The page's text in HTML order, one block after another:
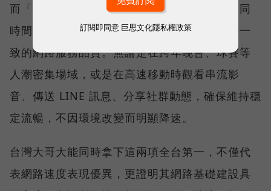
而「品質一致性」則是衡量電信業者可否在不同
時間、不同地點、不同網路負載下，都能維持一
致的網路服務品質。無論是在跨年晚會、球賽等
人潮密集場域，或是在高速移動時觀看串流影
音、傳送 LINE 訊息、分享社群動態，確保維持穩
定流暢，不因環境改變而明顯降速。
台灣大哥大能同時拿下這兩項全台第一，不僅代
表網路速度表現優異，更證明其網路基礎建設具
訂閱即同意 巨思文化隱私權政策